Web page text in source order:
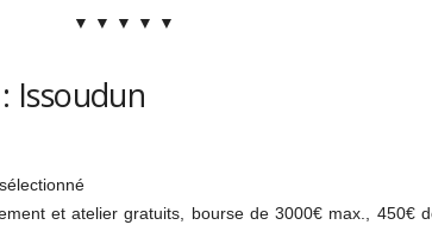
▼ ▼ ▼ ▼ ▼
Issoudun
et atelier gratuits, bourse de 3000€ max., 450€